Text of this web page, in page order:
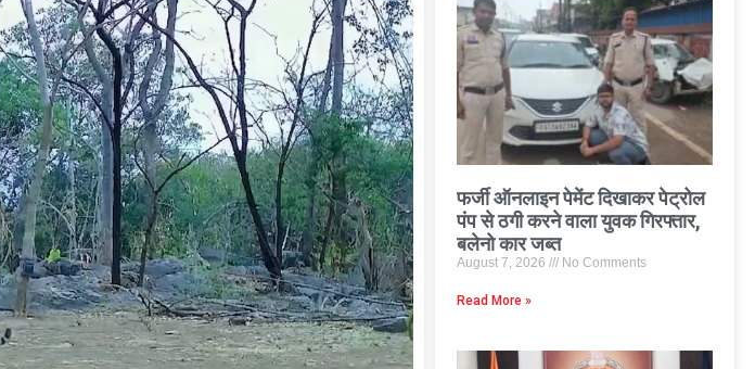
फर्जी ऑनलाइन पेमेंट दिखाकर पेट्रोल
पंप से ठगी करने वाला युवक गिरफ्तार,
बलेनो कार जब्त
August 7, 2026 No Comments
Read More »